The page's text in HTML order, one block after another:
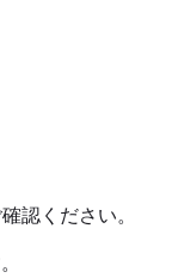
認ください。